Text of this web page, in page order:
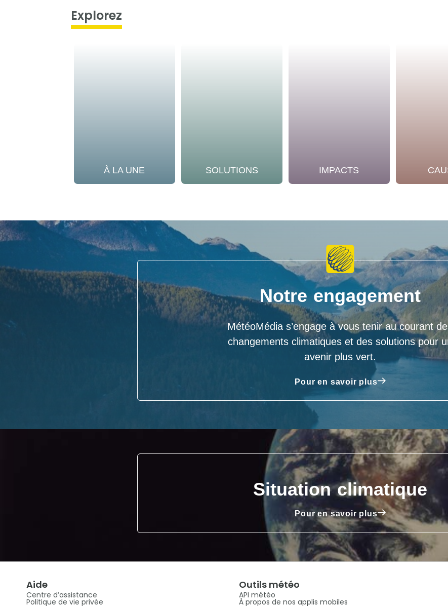
Explorez
À LA UNE SOLUTIONS IMPACTS
Notre engagement
MétéoMédia s’engage à vous tenir au courant
changements climatiques et des solutions pour
avenir plus vert.
Pour en savoir plus
Situation climatique
Pour en savoir plus
Aide
Centre d’assistance
Politique de vie privée
Outils météo
API météo
À propos de nos applis mobiles